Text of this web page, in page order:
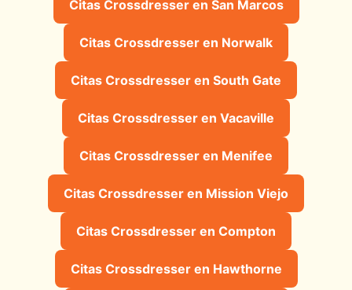
Citas Crossdresser en San Marcos
Citas Crossdresser en Norwalk
Citas Crossdresser en South Gate
Citas Crossdresser en Vacaville
Citas Crossdresser en Menifee
Citas Crossdresser en Mission Viejo
Citas Crossdresser en Compton
Citas Crossdresser en Hawthorne